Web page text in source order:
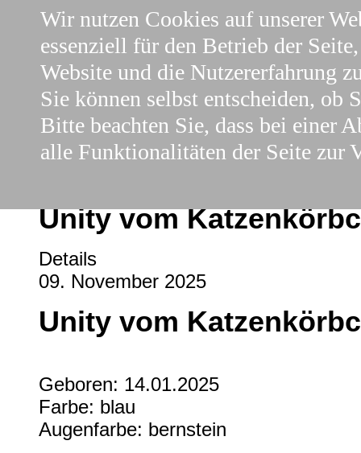
Unity vom
Details
09. November 2025
Unity vom
Geboren: 14.01.2025
Farbe: blau
Augenfarbe: bernstein
Wir nutzen Cookies auf unserer
essenziell für den Betrieb der
Website und die Nutzererfahrung
Sie können selbst entscheiden, ob
Bitte beachten Sie, dass bei einer
alle Funktionalitäten der Seite zur